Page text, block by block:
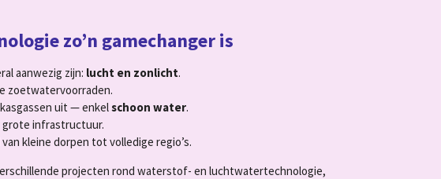
zo’n gamechanger is
aanwezig zijn: lucht en zonlicht.
zoetwatervoorraden.
uit — enkelschoon water.
infrastructuur.
kleine dorpen tot volledige regio’s.
projecten rond waterstof- en luchtwatertechnologie,